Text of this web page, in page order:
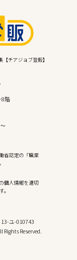
チアジョブ登販】
8階
省認定の「職業
個人情報を適切
。
ユ-010743
Reserved.